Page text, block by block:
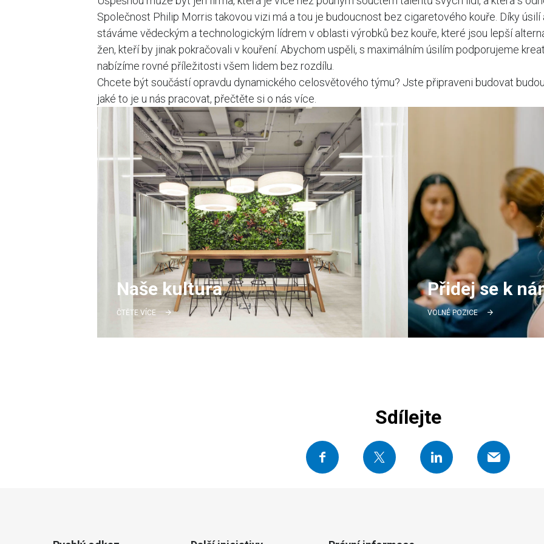
Společnost Philip Morris takovou vizi má a tou je budoucnost bez cigaretového kouře. Díky
stáváme vědeckým a technologickým lídrem v oblasti výrobků bez kouře, které jsou lepší
žen, kteří by jinak pokračovali v kouření. Abychom uspěli, s maximálním úsilím podporujeme
nabízíme rovné příležitosti všem lidem bez rozdílu.
Chcete být součástí opravdu dynamického celosvětového týmu? Jste připraveni budovat
jaké to je u nás pracovat, přečtěte si o nás více.
Naše kultura
ČTĚTE VÍCE
Přidej se k
VOLNÉ POZICE
Sdílejte